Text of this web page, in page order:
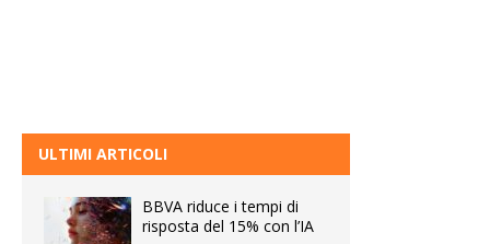
ULTIMI ARTICOLI
BBVA riduce i tempi di
risposta del 15% con l’IA